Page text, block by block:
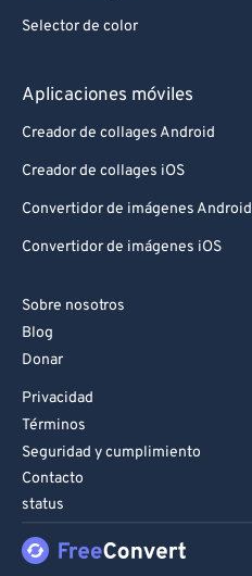
Selector de color
Aplicaciones móviles
Creador de collages Android
Creador de collages iOS
Convertidor de imágenes Android
Convertidor de imágenes iOS
Sobre nosotros
Blog
Donar
Privacidad
Términos
Seguridad y cumplimiento
Contacto
status